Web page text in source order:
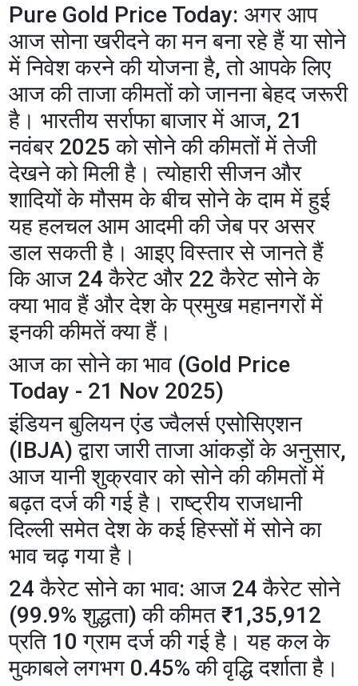
Pure Gold Price Today: अगर आप
आज सोना खरीदने का मन बना रहे हैं या सोने
में निवेश करने की योजना है, तो आपके लिए
आज की ताजा कीमतों को जानना बेहद जरूरी
है। भारतीय सर्राफा बाजार में आज, 21
नवंबर 2025 को सोने की कीमतों में तेजी
देखने को मिली है। त्योहारी सीजन और
शादियों के मौसम के बीच सोने के दाम में हुई
यह हलचल आम आदमी की जेब पर असर
डाल सकती है। आइए विस्तार से जानते हैं
कि आज 24 कैरेट और 22 कैरेट सोने के
क्या भाव हैं और देश के प्रमुख महानगरों में
इनकी कीमतें क्या हैं।
​आज का सोने का भाव (Gold Price
Today - 21 Nov 2025)
​इंडियन बुलियन एंड ज्वैलर्स एसोसिएशन
(IBJA) द्वारा जारी ताजा आंकड़ों के अनुसार,
आज यानी शुक्रवार को सोने की कीमतों में
बढ़त दर्ज की गई है। राष्ट्रीय राजधानी
दिल्ली समेत देश के कई हिस्सों में सोने का
भाव चढ़ गया है।
​24 कैरेट सोने का भाव: आज 24 कैरेट सोने
(99.9% शुद्धता) की कीमत ₹1,35,912
प्रति 10 ग्राम दर्ज की गई है। यह कल के
मुकाबले लगभग 0.45% की वृद्धि दर्शाता है।